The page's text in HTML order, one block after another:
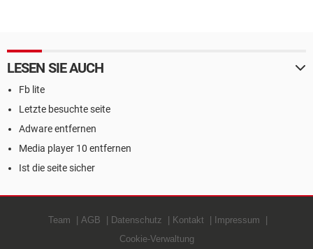
LESEN SIE AUCH
Fb lite
Letzte besuchte seite
Adware entfernen
Media player 10 entfernen
Ist die seite sicher
Team AGB Datenschutz Kontakt
Impressum
Cookie-Verwaltung